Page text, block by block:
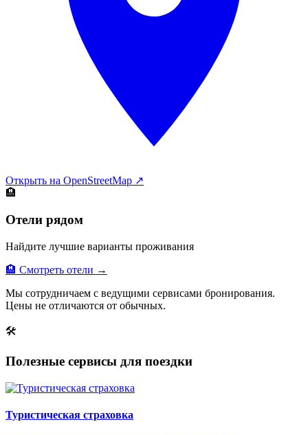
Открыть на OpenStreetMap ↗
🏨
Отели рядом
Найдите лучшие варианты проживания
🏨 Смотреть отели →
Мы сотрудничаем с ведущими сервисами бронирования.
Цены не отличаются от обычных.
🛠
Полезные сервисы для поездки
Туристическая страховка